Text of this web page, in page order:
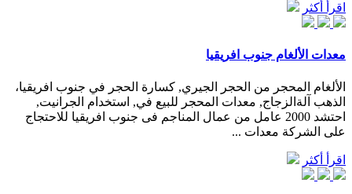
اقرأ أكثر
معدات الألغام جنوب افريقيا
الألغام المحجر من الحجر الجيري, كسارة الحجر في جنوب افريقيا،
الذهب آلةالزجاج, معدات المحجر للبيع في, استخدام الجرانيت,
احتشد 2000 عامل من عمال المناجم فى جنوب افريقيا للاحتجاج
على الشركة معدات ...
اقرأ أكثر